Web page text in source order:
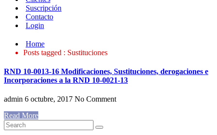
Suscripción
Contacto
Login
Home
Posts tagged : Sustituciones
RND 10-0013-16 Modificaciones, Sustituciones, derogaciones e
Incorporaciones a la RND 10-0021-13
admin 6 octubre, 2017 No Comment
Read More